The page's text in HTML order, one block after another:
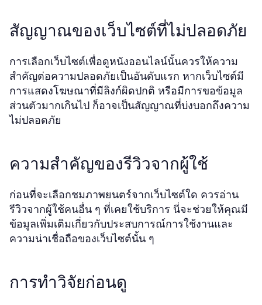
สัญญาณของเว็บไซต์ที่ไม่ปลอดภัย
การเลือกเว็บไซต์เพื่อดูหนังออนไลน์นั้นควรให้ความ
สำคัญต่อความปลอดภัยเป็นอันดับแรก หากเว็บไซต์มี
การแสดงโฆษณาที่มีลิงก์ผิดปกติ หรือมีการขอข้อมูล
ส่วนตัวมากเกินไป ก็อาจเป็นสัญญาณที่บ่งบอกถึงความ
ไม่ปลอดภัย
ความสำคัญของรีวิวจากผู้ใช้
ก่อนที่จะเลือกชมภาพยนตร์จากเว็บไซต์ใด ควรอ่าน
รีวิวจากผู้ใช้คนอื่น ๆ ที่เคยใช้บริการ นี่จะช่วยให้คุณมี
ข้อมูลเพิ่มเติมเกี่ยวกับประสบการณ์การใช้งานและ
ความน่าเชื่อถือของเว็บไซต์นั้น ๆ
การทำวิจัยก่อนดู